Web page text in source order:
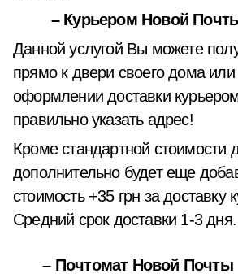
– Курьером Новой
Данной услугой Вы можете
прямо к двери своего дома
оформлении доставки
правильно указать адрес!
Кроме стандартной стоимости
дополнительно будет еще
стоимость +35 грн за доставку
Средний срок доставки 1-3 дня.
– Почтомат Новой Почты